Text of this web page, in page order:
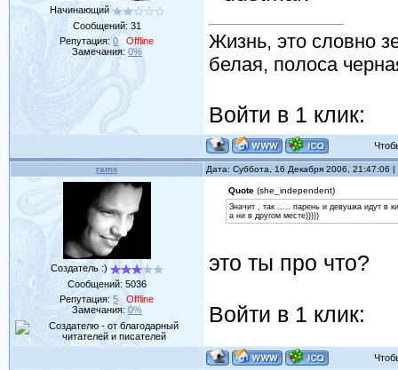
Начинающий
Сообщений: 31
Репутация:0
Offline
Замечания: 0%
Жизнь, это словно
белая, полоса
Войти в 1 клик:
rams Дата: Суббота, 16 Декабря 2006, 21:47:06
Создатель :)
Сообщений: 5036
Репутация:5
Offline
Замечания: 0%
Quote(she_independent)
Значит , так ..... парень и девушка идут в
а ни в другом месте)))))
это ты про что?
Войти в 1 клик: